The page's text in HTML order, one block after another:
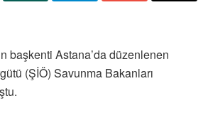
başkenti Astana’da düzenlenen
(ŞİÖ) Savunma Bakanları